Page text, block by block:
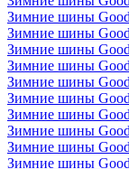
Зимние шины
Зимние шины
Зимние шины
Зимние шины
Зимние шины
Зимние шины
Зимние шины
Зимние шины
Зимние шины
Зимние шины